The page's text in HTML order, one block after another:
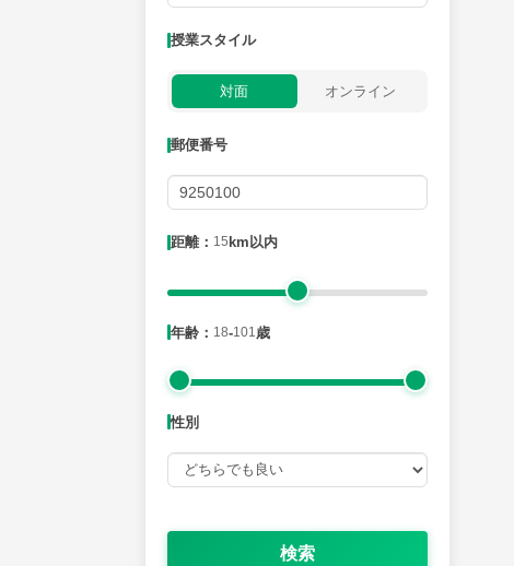
授業スタイル
対面 オンライン
郵便番号
距離： 15 km以内
年齢： 18-101 歳
性別
検索
月曜日 火曜日
距離：15km以内
年齢：18-101歳